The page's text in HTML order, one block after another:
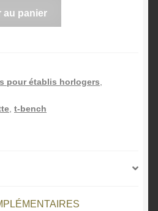
au panier
pour établis horlogers
t-bench